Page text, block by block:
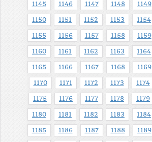
1145 1146 1147 1148 1149
1150 1151 1152 1153 1154
1155 1156 1157 1158 1159
1160 1161 1162 1163 1164
1165 1166 1167 1168 1169
1170 1171 1172 1173 1174
1175 1176 1177 1178 1179
1180 1181 1182 1183 1184
1185 1186 1187 1188 1189